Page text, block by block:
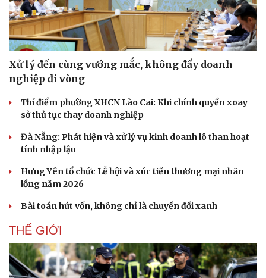
Doanh nghiệp
Doanh nghiệp 24h
Doanh nhân
Vì cộng đồng
Tin Công nghệ
Chuyển đổi số
Xử lý đến cùng vướng mắc, không đẩy doanh
nghiệp đi vòng
Thí điểm phường XHCN Lào Cai: Khi chính quyền xoay
sở thủ tục thay doanh nghiệp
Đà Nẵng: Phát hiện và xử lý vụ kinh doanh lô than hoạt
tính nhập lậu
Hưng Yên tổ chức Lễ hội và xúc tiến thương mại nhãn
lồng năm 2026
Bài toán hút vốn, không chỉ là chuyển đổi xanh
THẾ GIỚI